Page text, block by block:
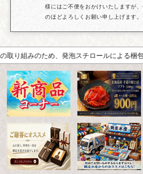
様にはご不便をおかけいたしますが
のほどよろしくお願い申し上げます。
り組みのため、発泡スチロールによる梱包